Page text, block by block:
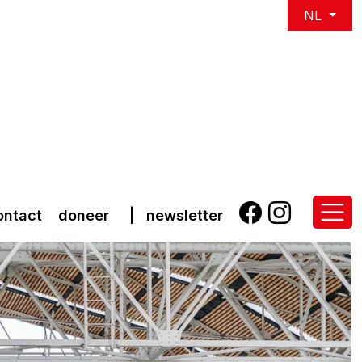
NL
doneer newsletter